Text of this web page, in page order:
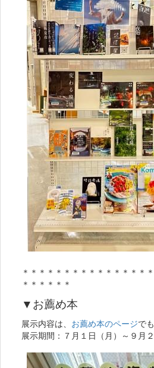
＊＊＊＊＊＊＊＊＊＊＊＊＊＊＊
＊＊＊＊＊＊
▼お薦め本
展示内容は、 お薦め本のページで
展示期間：７月１日（月）～９月２